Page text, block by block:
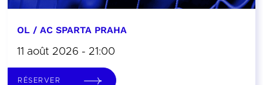
OL / AC SPARTA PRAHA
11 août 2026 - 21:00
RÉSERVER